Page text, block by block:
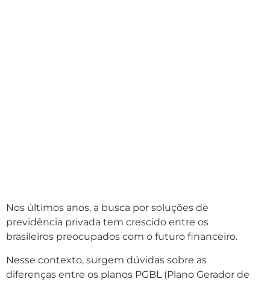
Nos últimos anos, a busca por soluções de
previdência privada tem crescido entre os
brasileiros preocupados com o futuro financeiro.
Nesse contexto, surgem dúvidas sobre as
diferenças entre os planos PGBL (Plano Gerador de